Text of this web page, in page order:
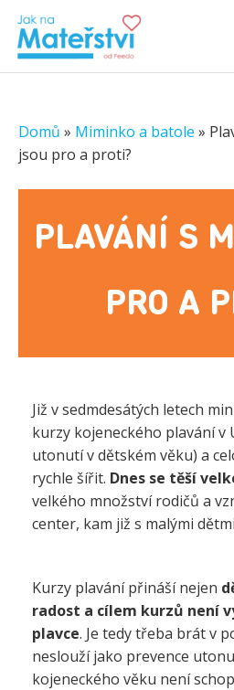
Domů » Miminko a batole »
jsou pro a proti?
PLAVÁNÍ S
PRO A
Již v sedmdesátých letech
kurzy kojeneckého plavání v
utonutí v dětském věku) a
rychle šířit. Dnes se těší
velkého množství rodičů a
center, kam již s malými
Kurzy plavání přináší nejen
radost a cílem kurzů není
plavce. Je tedy třeba brát v
neslouží jako prevence
kojeneckého věku není